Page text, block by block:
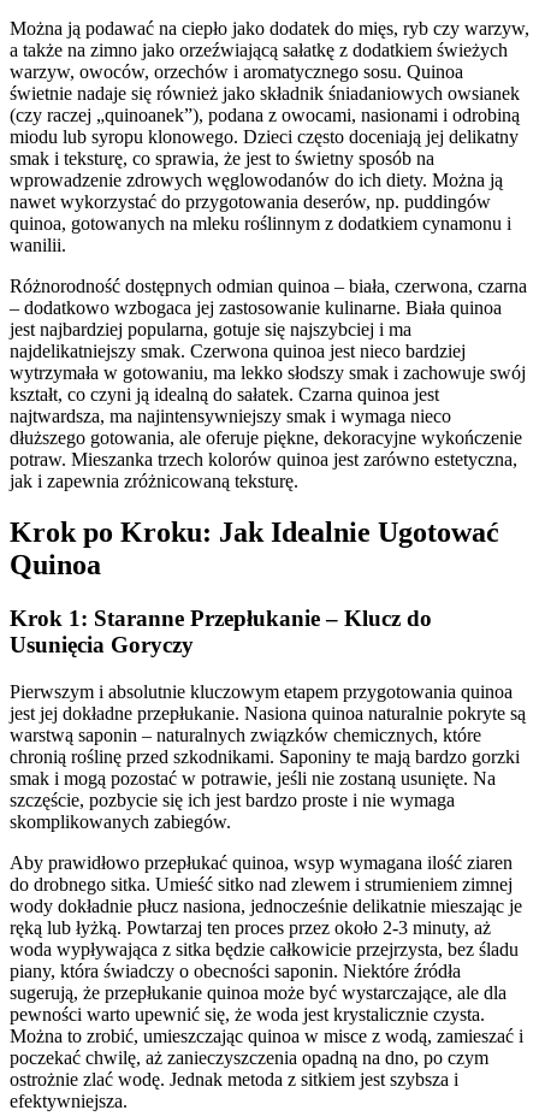
Można ją podawać na ciepło jako dodatek do mięs, ryb czy warzyw,
a także na zimno jako orzeźwiającą sałatkę z dodatkiem świeżych
warzyw, owoców, orzechów i aromatycznego sosu. Quinoa
świetnie nadaje się również jako składnik śniadaniowych owsianek
(czy raczej „quinoanek”), podana z owocami, nasionami i odrobiną
miodu lub syropu klonowego. Dzieci często doceniają jej delikatny
smak i teksturę, co sprawia, że jest to świetny sposób na
wprowadzenie zdrowych węglowodanów do ich diety. Można ją
nawet wykorzystać do przygotowania deserów, np. puddingów
quinoa, gotowanych na mleku roślinnym z dodatkiem cynamonu i
wanilii.
Różnorodność dostępnych odmian quinoa – biała, czerwona, czarna
– dodatkowo wzbogaca jej zastosowanie kulinarne. Biała quinoa
jest najbardziej popularna, gotuje się najszybciej i ma
najdelikatniejszy smak. Czerwona quinoa jest nieco bardziej
wytrzymała w gotowaniu, ma lekko słodszy smak i zachowuje swój
kształt, co czyni ją idealną do sałatek. Czarna quinoa jest
najtwardsza, ma najintensywniejszy smak i wymaga nieco
dłuższego gotowania, ale oferuje piękne, dekoracyjne wykończenie
potraw. Mieszanka trzech kolorów quinoa jest zarówno estetyczna,
jak i zapewnia zróżnicowaną teksturę.
Krok po Kroku: Jak Idealnie Ugotować
Quinoa
Krok 1: Staranne Przepłukanie – Klucz do
Usunięcia Goryczy
Pierwszym i absolutnie kluczowym etapem przygotowania quinoa
jest jej dokładne przepłukanie. Nasiona quinoa naturalnie pokryte są
warstwą saponin – naturalnych związków chemicznych, które
chronią roślinę przed szkodnikami. Saponiny te mają bardzo gorzki
smak i mogą pozostać w potrawie, jeśli nie zostaną usunięte. Na
szczęście, pozbycie się ich jest bardzo proste i nie wymaga
skomplikowanych zabiegów.
Aby prawidłowo przepłukać quinoa, wsyp wymagana ilość ziaren
do drobnego sitka. Umieść sitko nad zlewem i strumieniem zimnej
wody dokładnie płucz nasiona, jednocześnie delikatnie mieszając je
ręką lub łyżką. Powtarzaj ten proces przez około 2-3 minuty, aż
woda wypływająca z sitka będzie całkowicie przejrzysta, bez śladu
piany, która świadczy o obecności saponin. Niektóre źródła
sugerują, że przepłukanie quinoa może być wystarczające, ale dla
pewności warto upewnić się, że woda jest krystalicznie czysta.
Można to zrobić, umieszczając quinoa w misce z wodą, zamieszać i
poczekać chwilę, aż zanieczyszczenia opadną na dno, po czym
ostrożnie zlać wodę. Jednak metoda z sitkiem jest szybsza i
efektywniejsza.